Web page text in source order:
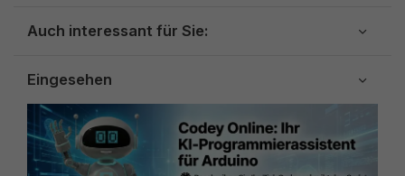
Auch interessant für Sie:
Eingesehen